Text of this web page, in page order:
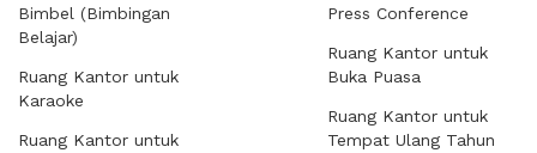
Bimbel (Bimbingan
Belajar)
Ruang Kantor untuk
Karaoke
Ruang Kantor untuk
Press Conference
Ruang Kantor untuk
Buka Puasa
Ruang Kantor untuk
Tempat Ulang Tahun